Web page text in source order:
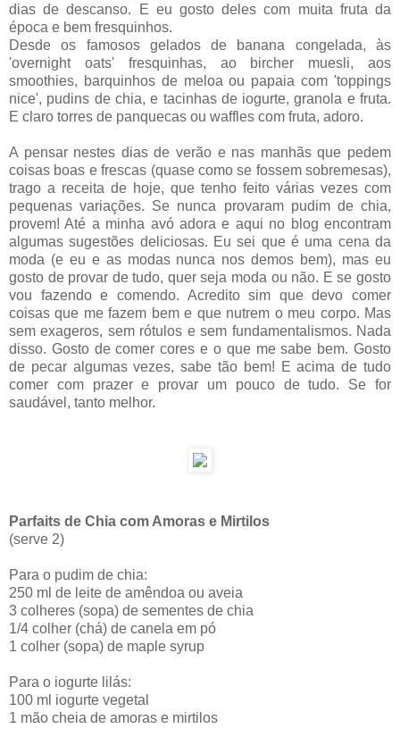
dias de descanso. E eu gosto deles com muita fruta da
época e bem fresquinhos.
Desde os famosos gelados de banana congelada, às
'overnight oats' fresquinhas, ao bircher muesli, aos
smoothies, barquinhos de meloa ou papaia com 'toppings
nice', pudins de chia, e tacinhas de iogurte, granola e fruta.
E claro torres de panquecas ou waffles com fruta, adoro.
A pensar nestes dias de verão e nas manhãs que pedem
coisas boas e frescas (quase como se fossem sobremesas),
trago a receita de hoje, que tenho feito várias vezes com
pequenas variações. Se nunca provaram pudim de chia,
provem! Até a minha avó adora e aqui no blog encontram
algumas sugestões deliciosas. Eu sei que é uma cena da
moda (e eu e as modas nunca nos demos bem), mas eu
gosto de provar de tudo, quer seja moda ou não. E se gosto
vou fazendo e comendo. Acredito sim que devo comer
coisas que me fazem bem e que nutrem o meu corpo. Mas
sem exageros, sem rótulos e sem fundamentalismos. Nada
disso. Gosto de comer cores e o que me sabe bem. Gosto
de pecar algumas vezes, sabe tão bem! E acima de tudo
comer com prazer e provar um pouco de tudo. Se for
saudável, tanto melhor.
Parfaits de Chia com Amoras e Mirtilos
(serve 2)
Para o pudim de chia:
250 ml de leite de amêndoa ou aveia
3 colheres (sopa) de sementes de chia
1/4 colher (chá) de canela em pó
1 colher (sopa) de maple syrup
Para o iogurte lilás:
100 ml iogurte vegetal
1 mão cheia de amoras e mirtilos